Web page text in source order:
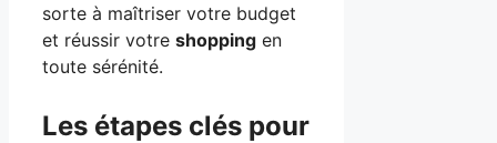
sorte à maîtriser votre budget
et réussir votre shopping en
toute sérénité.
Les étapes clés pour